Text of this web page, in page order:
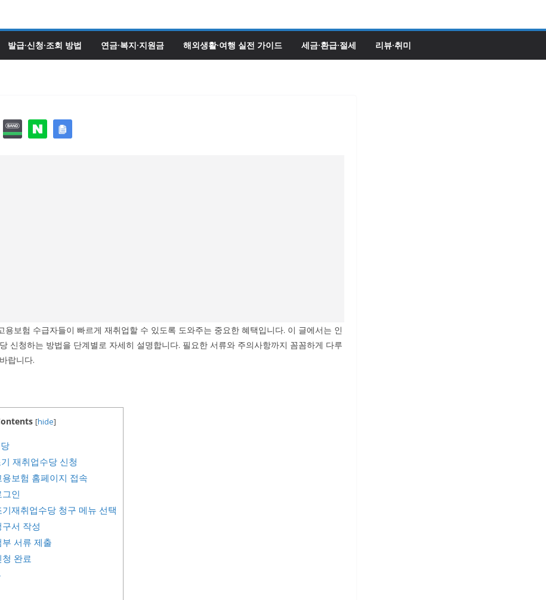
발급·신청·조회 방법 연금·복지·지원금 해외생활·여행 실전 가이드 세금·환급·절세 리뷰·취미
용보험 수급자들이 빠르게 재취업할 수 있도록 도와주는 중요한 혜택입니다. 이 글에서는 인
신청하는 방법을 단계별로 자세히 설명합니다. 필요한 서류와 주의사항까지 꼼꼼하게 다루
랍니다.
[hide]
재취업수당 신청
용보험 홈페이지 접속
그인
기재취업수당 청구 메뉴 선택
서 작성
부 서류 제출
청 완료